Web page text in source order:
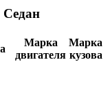
Седан
Марка
двигателя
Марка
кузова